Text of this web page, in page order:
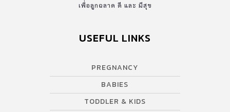
เพื่อลูกฉลาด ดี และ มีสุข
USEFUL LINKS
PREGNANCY
BABIES
TODDLER & KIDS